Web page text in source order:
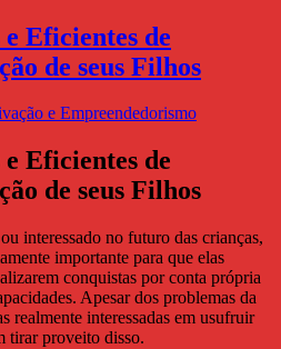
Eficientes de
de seus Filhos
e Empreendedorismo
Eficientes de
de seus Filhos
interessado no futuro das crianças,
importante para que elas
conquistas por conta própria
Apesar dos problemas da
realmente interessadas em usufruir
tirar proveito disso.